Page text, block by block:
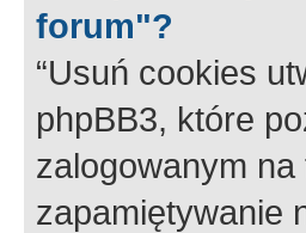
forum"?
“Usuń cookies
phpBB3, które
zalogowanym
zapamiętywanie